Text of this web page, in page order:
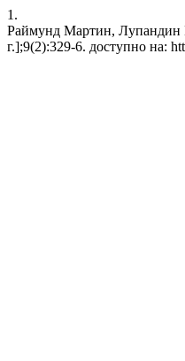
1.
Раймунд Мартин, Лупандин
г.];9(2):329-6. доступно на: